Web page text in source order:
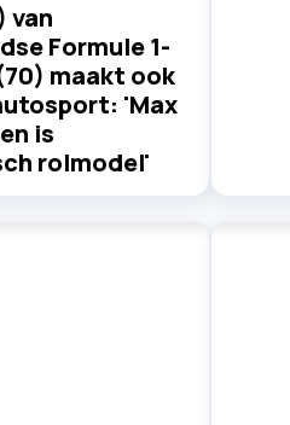
van
Formule 1-
maakt ook
'Max
is
rolmodel'